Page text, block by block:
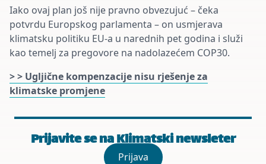
Iako ovaj plan još nije pravno obvezujuć – čeka
potvrdu Europskog parlamenta – on usmjerava
klimatsku politiku EU-a u narednih pet godina i služi
kao temelj za pregovore na nadolazećem COP30.
> > Ugljične kompenzacije nisu rješenje za
klimatske promjene
Prijavite se na Klimatski newsleter
Prijava